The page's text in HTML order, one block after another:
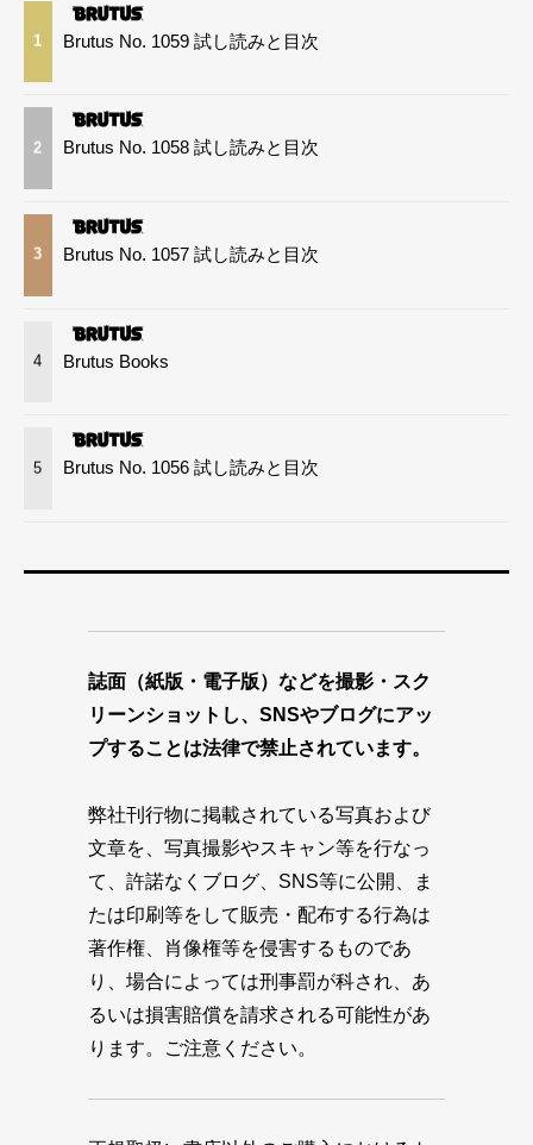
1 Brutus No. 1059 試し読みと目次
2 Brutus No. 1058 試し読みと目次
3 Brutus No. 1057 試し読みと目次
4 Brutus Books
5 Brutus No. 1056 試し読みと目次
誌面（紙版・電子版）などを撮影・スク
リーンショットし、SNSやブログにアッ
プすることは法律で禁止されています。
弊社刊行物に掲載されている写真および
文章を、写真撮影やスキャン等を行なっ
て、許諾なくブログ、SNS等に公開、ま
たは印刷等をして販売・配布する行為は
著作権、肖像権等を侵害するものであ
り、場合によっては刑事罰が科され、あ
るいは損害賠償を請求される可能性があ
ります。ご注意ください。